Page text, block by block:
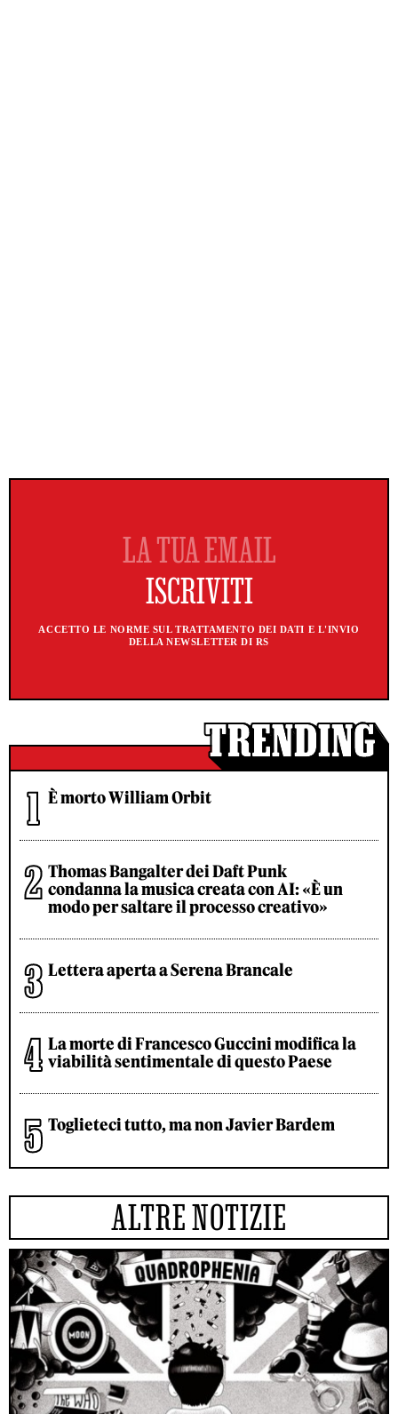
ACCETTO LE NORME SUL TRATTAMENTO DEI DATI E L'INVIO
DELLA NEWSLETTER DI RS
È morto William Orbit
Thomas Bangalter dei Daft Punk
condanna la musica creata con AI: «È un
modo per saltare il processo creativo»
Lettera aperta a Serena Brancale
La morte di Francesco Guccini modifica la
viabilità sentimentale di questo Paese
Toglieteci tutto, ma non Javier Bardem
ALTRE NOTIZIE